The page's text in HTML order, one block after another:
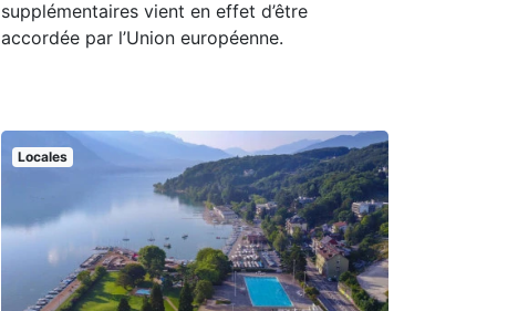
supplémentaires vient en effet d’être
accordée par l’Union européenne.
Locales